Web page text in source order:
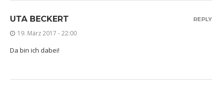
UTA BECKERT
19. März 2017 - 22:00
Da bin ich dabei!
REPLY